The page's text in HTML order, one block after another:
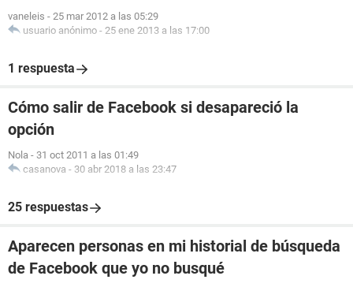
vaneleis - 25 mar 2012 a las 05:29
usuario anónimo - 25 ene 2013 a las 17:00
1 respuesta
Cómo salir de Facebook si desapareció la
opción
Nola - 31 oct 2011 a las 01:49
casanova - 30 abr 2018 a las 23:47
25 respuestas
Aparecen personas en mi historial de búsqueda
de Facebook que yo no busqué